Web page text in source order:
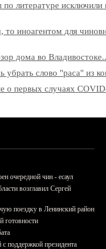
литературе исключили
иноагентом для
дома во
слово "раса" из
о первых случаях
очередной чин - есаул
возглавил Сергей
поездку в Ленинский район
готовности
поддержкой президента